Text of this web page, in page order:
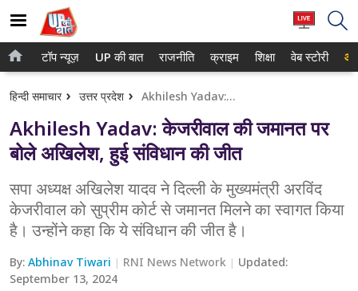
होम
टॉप न्यूज़
UP की बात
क्राइम
शिक्षा
वेब स्टोरी
टॉप न्यूज़ UP की बात राजनीति क्राइम शिक्षा वेब स्टोरी
हिन्दी समाचार उत्तर प्रदेश Akhilesh Yadav: केजरीवाल की जमानत पर बोले अखिलेश, हुई संविधान की जीत
Akhilesh Yadav: केजरीवाल की जमानत पर
बोले अखिलेश, हुई संविधान की जीत
सपा अध्यक्ष अखिलेश यादव ने दिल्ली के मुख्यमंत्री अरविंद
केजरीवाल को सुप्रीम कोर्ट से जमानत मिलने का स्वागत किया
है। उन्होंने कहा कि ये संविधान की जीत है।
By:Abhinav Tiwari RNI News Network
Updated:
September 13, 2024
गाजियाबाद
लखनऊ
वाराणसी
अयोध्या